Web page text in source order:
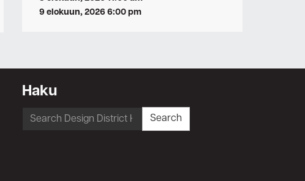
9 elokuun, 2026 6:00 pm
Haku
Search
Search